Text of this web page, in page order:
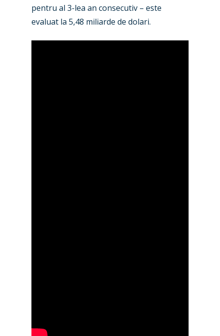
pentru al 3-lea an consecutiv – este
evaluat la 5,48 miliarde de dolari.
Paris 2025
Military